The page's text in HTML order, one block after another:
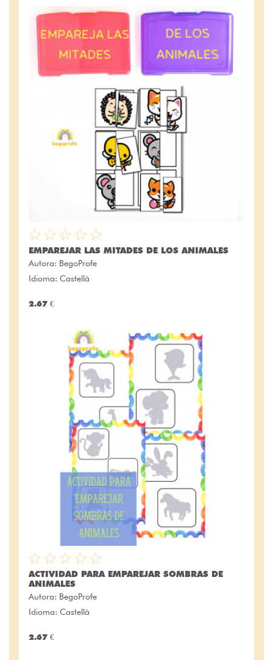
EMPAREJAR LAS MITADES DE LOS ANIMALES
Autora: BegoProfe
Idioma: Castellà
2.67 €
ACTIVIDAD PARA EMPAREJAR SOMBRAS DE
ANIMALES
Autora: BegoProfe
Idioma: Castellà
2.67 €